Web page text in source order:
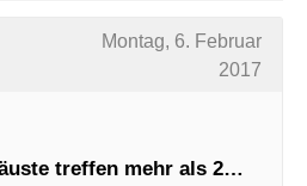
Montag, 6. Februar
2017
treffen mehr als 2…